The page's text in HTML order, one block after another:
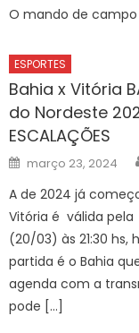
O mando de
ESPORTES
Bahia x Vitória
do Nordeste
ESCALAÇÕES
Posted
on
março 23, 2024
A de 2024 já
Vitória é válida pela
(20/03) às 21:30 hs,
partida é o Bahia
agenda com a
pode […]